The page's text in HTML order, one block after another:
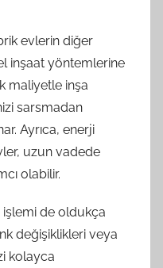
evlerin diğer
inşaat yöntemlerine
maliyetle inşa
sarsmadan
Ayrıca, enerji
uzun vadede
olabilir.
işlemi de oldukça
değişiklikleri veya
kolayca